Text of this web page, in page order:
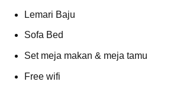
Lemari Baju
Sofa Bed
Set meja makan & meja tamu
Free wifi